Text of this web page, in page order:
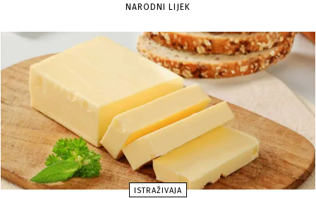
NARODNI LIJEK
ISTRAŽIVAJA